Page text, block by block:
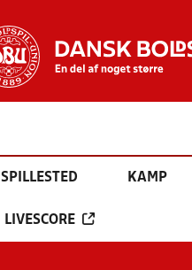
SPILLESTED KAMP
LIVESCORE